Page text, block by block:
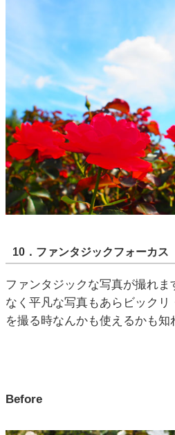
10．ファンタジックフォーカス
ファンタジックな写真が撮れま
なく平凡な写真もあらビック
を撮る時なんかも使えるかも知
Before